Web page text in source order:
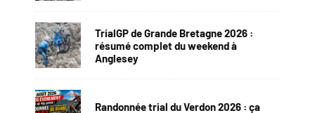
TrialGP de Grande Bretagne 2026 :
résumé complet du weekend à
Anglesey
Randonnée trial du Verdon 2026 : ça